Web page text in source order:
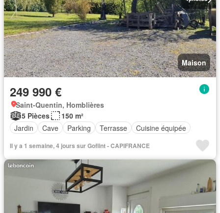
Maison
249 990 €
Saint-Quentin, Homblières
5 Pièces
150 m²
Jardin
Cave Parking Terrasse Cuisine équipée
Il y a 1 semaine, 4 jours sur Goflint - CAPIFRANCE